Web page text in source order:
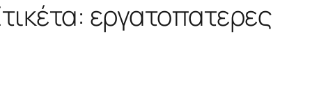
εργατοπατερες